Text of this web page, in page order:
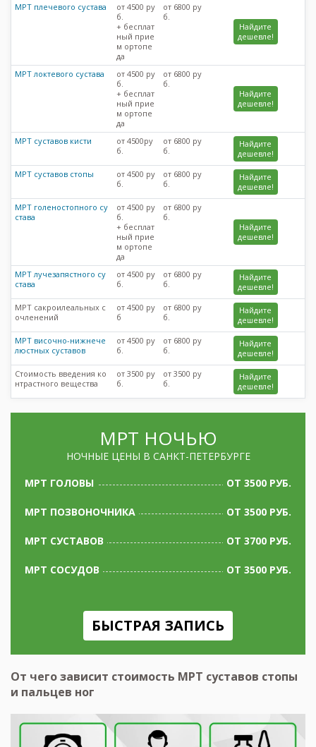
МРТ плечевого сустава
от 4500 ру
б.
+ бесплат
ный прие
м ортопе
да
от 6800 ру
б.
Найдите
дешевле!
МРТ локтевого сустава
от 4500 ру
б.
+ бесплат
ный прие
м ортопе
да
от 6800 ру
б.
Найдите
дешевле!
МРТ суставов кисти
от 4500ру
б.
от 6800 ру
б.
Найдите
дешевле!
МРТ суставов стопы
от 4500 ру
б.
от 6800 ру
б.
Найдите
дешевле!
МРТ голеностопного су
става
от 4500 ру
б.
+ бесплат
ный прие
м ортопе
да
от 6800 ру
б.
Найдите
дешевле!
МРТ лучезапястного су
става
от 4500 ру
б.
от 6800 ру
б.
Найдите
дешевле!
МРТ сакроилеальных с
очленений
от 4500 ру
б
от 6800 ру
б.
Найдите
дешевле!
МРТ височно-нижнече
люстных суставов
от 4500 ру
б.
от 6800 ру
б.
Найдите
дешевле!
Стоимость введения ко
нтрастного вещества
от 3500 ру
б.
от 3500 ру
б.
Найдите
дешевле!
МРТ НОЧЬЮ
НОЧНЫЕ ЦЕНЫ В САНКТ-ПЕТЕРБУРГЕ
МРТ ГОЛОВЫ
ОТ 3500 РУБ.
МРТ ПОЗВОНОЧНИКА ОТ 3500 РУБ.
МРТ СУСТАВОВ ОТ 3700 РУБ.
МРТ СОСУДОВ ОТ 3500 РУБ.
БЫСТРАЯ ЗАПИСЬ
От чего зависит стоимость МРТ суставов стопы
и пальцев ног